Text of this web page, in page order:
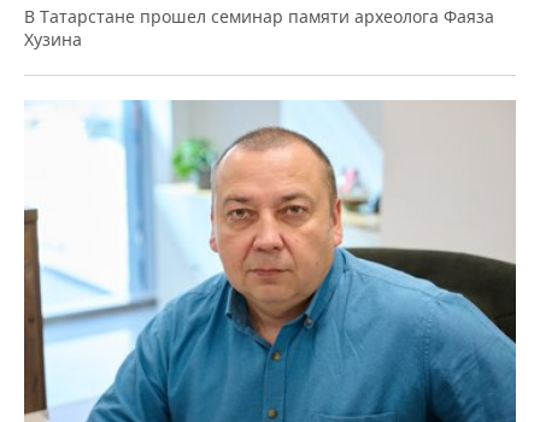
В Татарстане прошел семинар памяти археолога Фаяза
Хузина